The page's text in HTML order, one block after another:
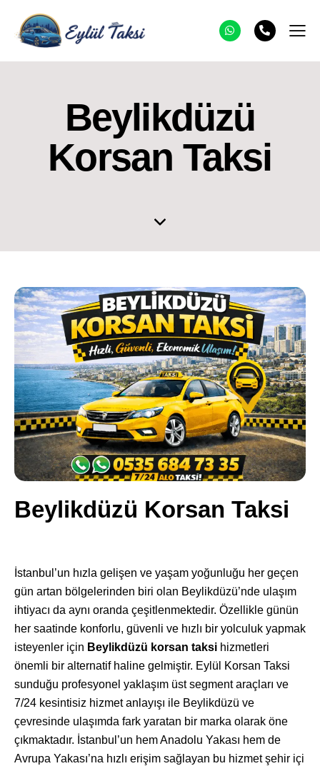
Beylikdüzü
Korsan Taksi
Beylikdüzü Korsan Taksi
İstanbul’un hızla gelişen ve yaşam yoğunluğu her geçen
gün artan bölgelerinden biri olan Beylikdüzü’nde ulaşım
ihtiyacı da aynı oranda çeşitlenmektedir. Özellikle günün
her saatinde konforlu, güvenli ve hızlı bir yolculuk yapmak
isteyenler için Beylikdüzü korsan taksi hizmetleri
önemli bir alternatif haline gelmiştir. Eylül Korsan Taksi
sunduğu profesyonel yaklaşım üst segment araçları ve
7/24 kesintisiz hizmet anlayışı ile Beylikdüzü ve
çevresinde ulaşımda fark yaratan bir marka olarak öne
çıkmaktadır. İstanbul’un hem Anadolu Yakası hem de
Avrupa Yakası’na hızlı erişim sağlayan bu hizmet şehir içi